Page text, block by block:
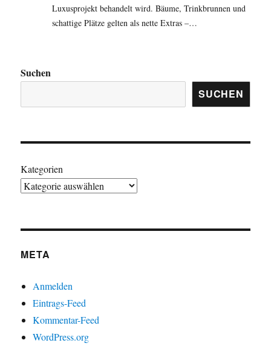
Luxusprojekt behandelt wird. Bäume, Trinkbrunnen und
schattige Plätze gelten als nette Extras –…
Suchen
SUCHEN
Kategorien
META
Anmelden
Eintrags-Feed
Kommentar-Feed
WordPress.org